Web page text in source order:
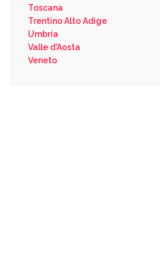
Toscana
Trentino Alto Adige
Umbria
Valle d'Aosta
Veneto